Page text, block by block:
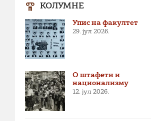
КОЛУМНЕ
Упис на факултет
29. јул 2026.
О штафети и
национализму
12. јул 2026.